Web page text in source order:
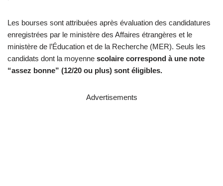
Les bourses sont attribuées après évaluation des candidatures
enregistrées par le ministère des Affaires étrangères et le
ministère de l’Éducation et de la Recherche (MER). Seuls les
candidats dont la moyenne scolaire correspond à une note
“assez bonne” (12/20 ou plus) sont éligibles.
Advertisements